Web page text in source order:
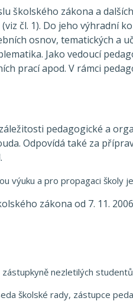
školského zákona a
čl. 1). Do jeho výhradní
osnov, tematických a
Jako vedoucí
prací apod. V rámci
pedagogické a
Odpovídá také za
výuku a pro propagaci školy
zákona od 7. 11.
nezletilých studentů
rady, zástupce